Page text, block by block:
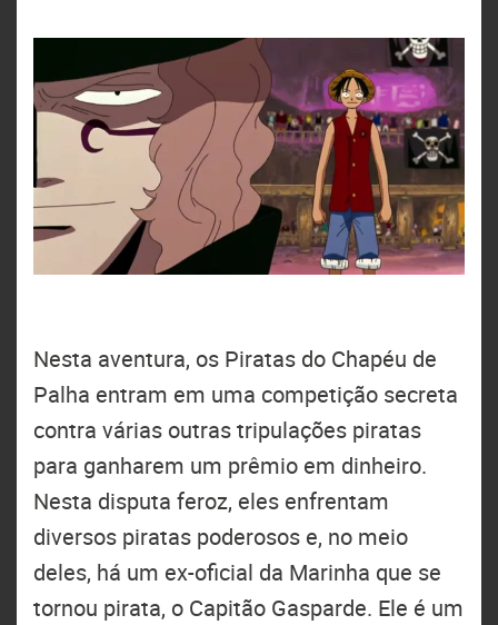
Nesta aventura, os Piratas do Chapéu de
Palha entram em uma competição secreta
contra várias outras tripulações piratas
para ganharem um prêmio em dinheiro.
Nesta disputa feroz, eles enfrentam
diversos piratas poderosos e, no meio
deles, há um ex-oficial da Marinha que se
tornou pirata, o Capitão Gasparde. Ele é um